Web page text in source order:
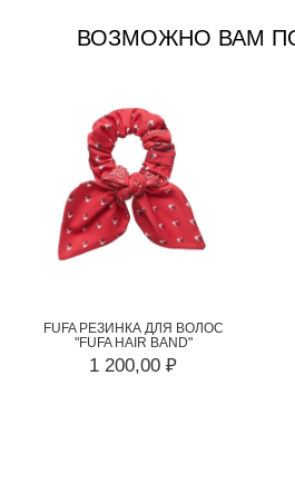
ВОЗМОЖНО ВАМ
FUFA РЕЗИНКА ДЛЯ ВОЛОС
"FUFA HAIR BAND"
1 200,00 ₽